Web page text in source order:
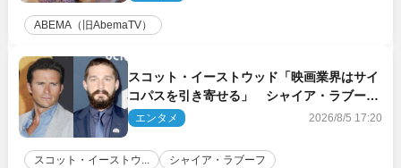
ABEMA（旧AbemaTV）
スコット・イーストウッド「映画業界はサイ
コパスを引き寄せる」 シャイア・ラブーフ
との過去作でのトラブルを振り返る
エンタメ 2026/8/5 17:20
スコット・イーストウ...
シャイア・ラブーフ